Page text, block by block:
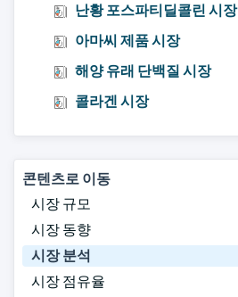
난황 포스파티딜콜린 시장
아마씨 제품 시장
해양 유래 단백질 시장
콜라겐 시장
콘텐츠로 이동
시장 규모
시장 동향
시장 분석
시장 점유율